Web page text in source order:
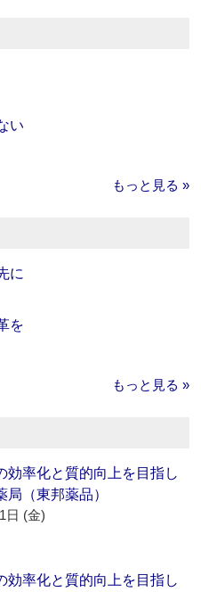
い
もっと見る »
に
を
もっと見る »
効率化と質的向上を目指し
局（東邦薬品）
日 (金)
効率化と質的向上を目指し